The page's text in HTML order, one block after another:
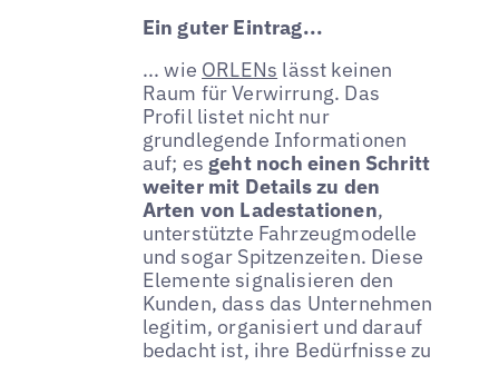
Ein guter Eintrag...
... wie ORLENs lässt keinen
Raum für Verwirrung. Das
Profil listet nicht nur
grundlegende Informationen
auf; esgeht noch einen Schritt
weiter mit Details zu den
Arten von Ladestationen,
unterstützte Fahrzeugmodelle
und sogar Spitzenzeiten. Diese
Elemente signalisieren den
Kunden, dass das Unternehmen
legitim, organisiert und darauf
bedacht ist, ihre Bedürfnisse zu